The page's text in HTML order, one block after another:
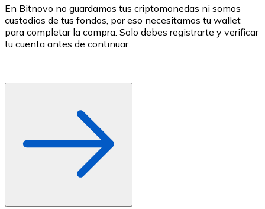
Nuevo
Compra tarjetas regalo de tus marcas favoritas con
En Bitnovo no guardamos tus criptomonedas ni somos
custodios de tus fondos, por eso necesitamos tu wallet
para completar la compra. Solo debes registrarte y verificar
tu cuenta antes de continuar.